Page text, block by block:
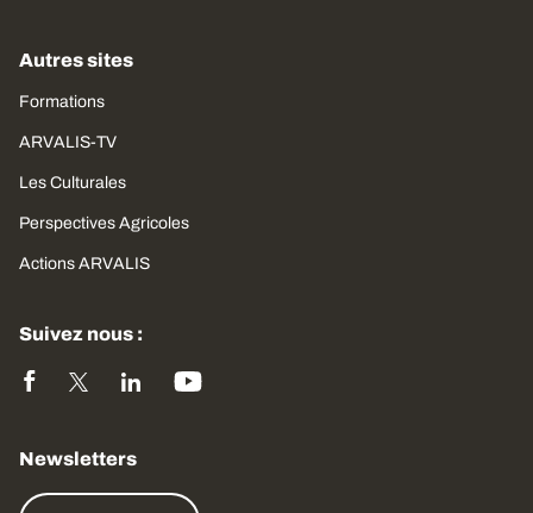
Autres sites
Formations
ARVALIS-TV
Les Culturales
Perspectives Agricoles
Actions ARVALIS
Suivez nous :
Newsletters